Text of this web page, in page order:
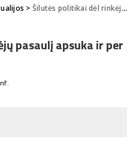
> Šilutės politikai dėl rinkėjų pasaulį apsuka ir per 30 dienų
pasaulį apsuka ir per